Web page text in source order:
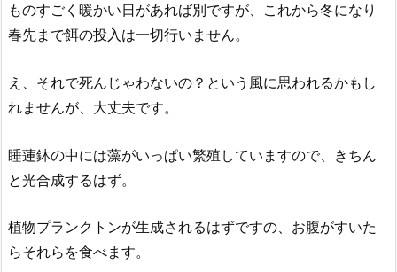
ものすごく暖かい日があれば別ですが、これから冬になり
春先まで餌の投入は一切行いません。
え、それで死んじゃわないの？という風に思われるかもし
れませんが、大丈夫です。
睡蓮鉢の中には藻がいっぱい繁殖していますので、きちん
と光合成するはず。
植物プランクトンが生成されるはずですの、お腹がすいた
らそれらを食べます。